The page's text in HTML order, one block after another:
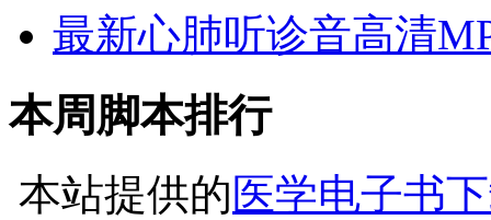
最新心肺听诊音高清
本周脚本排行
本站提供的医学电子书